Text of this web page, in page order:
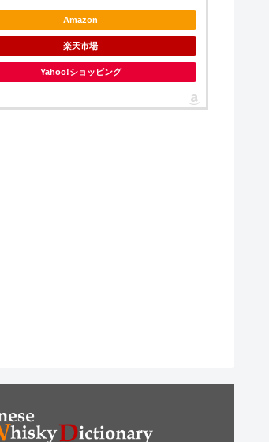
Amazon
楽天市場
Yahoo!ショッピング